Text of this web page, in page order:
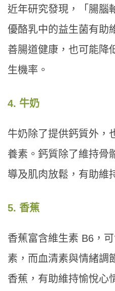
近年研究發現，「腸腦
優酪乳中的益生菌有助
善腸道健康，也可能降
生機率。
4. 牛奶
牛奶除了提供鈣質外，
養素。鈣質除了維持骨
導及肌肉放鬆，有助維
5. 香蕉
香蕉富含維生素 B6，
素，而血清素與情緒調
香蕉，有助維持愉悅心